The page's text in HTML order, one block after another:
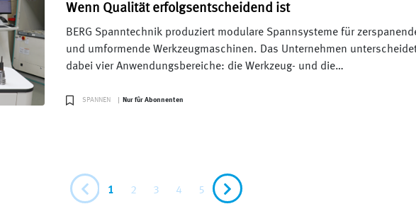
Wenn Qualität erfolgsentscheidend ist
BERG Spanntechnik produziert modulare Spannsysteme für
und umformende Werkzeugmaschinen. Das Unternehmen
dabei vier Anwendungsbereiche: die Werkzeug- und die…
SPANNEN Nur fûr Abonnenten
1 2 3 4 5